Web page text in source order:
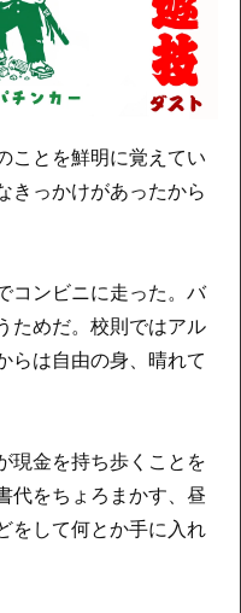
ことを鮮明に覚えてい
きっかけがあったから
コンビニに走った。バ
ためだ。校則ではアル
らは自由の身、晴れて
現金を持ち歩くことを
代をちょろまかす、昼
をして何とか手に入れ